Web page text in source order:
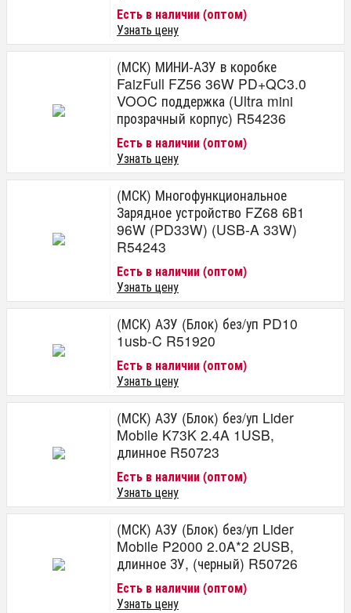
Есть в наличии (оптом)
Узнать цену
(МСК) МИНИ-АЗУ в коробке
FaizFull FZ56 36W PD+QC3.0
VOOC поддержка (Ultra mini
прозрачный корпус) R54236
Есть в наличии (оптом)
Узнать цену
(МСК) Многофункциональное
Зарядное устройство FZ68 6В1
96W (PD33W) (USB-A 33W)
R54243
Есть в наличии (оптом)
Узнать цену
(МСК) АЗУ (Блок) без/уп PD10
1usb-C R51920
Есть в наличии (оптом)
Узнать цену
(МСК) АЗУ (Блок) без/уп Lider
Mobile K73K 2.4A 1USB,
длинное R50723
Есть в наличии (оптом)
Узнать цену
(МСК) АЗУ (Блок) без/уп Lider
Mobile P2000 2.0A*2 2USB,
длинное ЗУ, (черный) R50726
Есть в наличии (оптом)
Узнать цену